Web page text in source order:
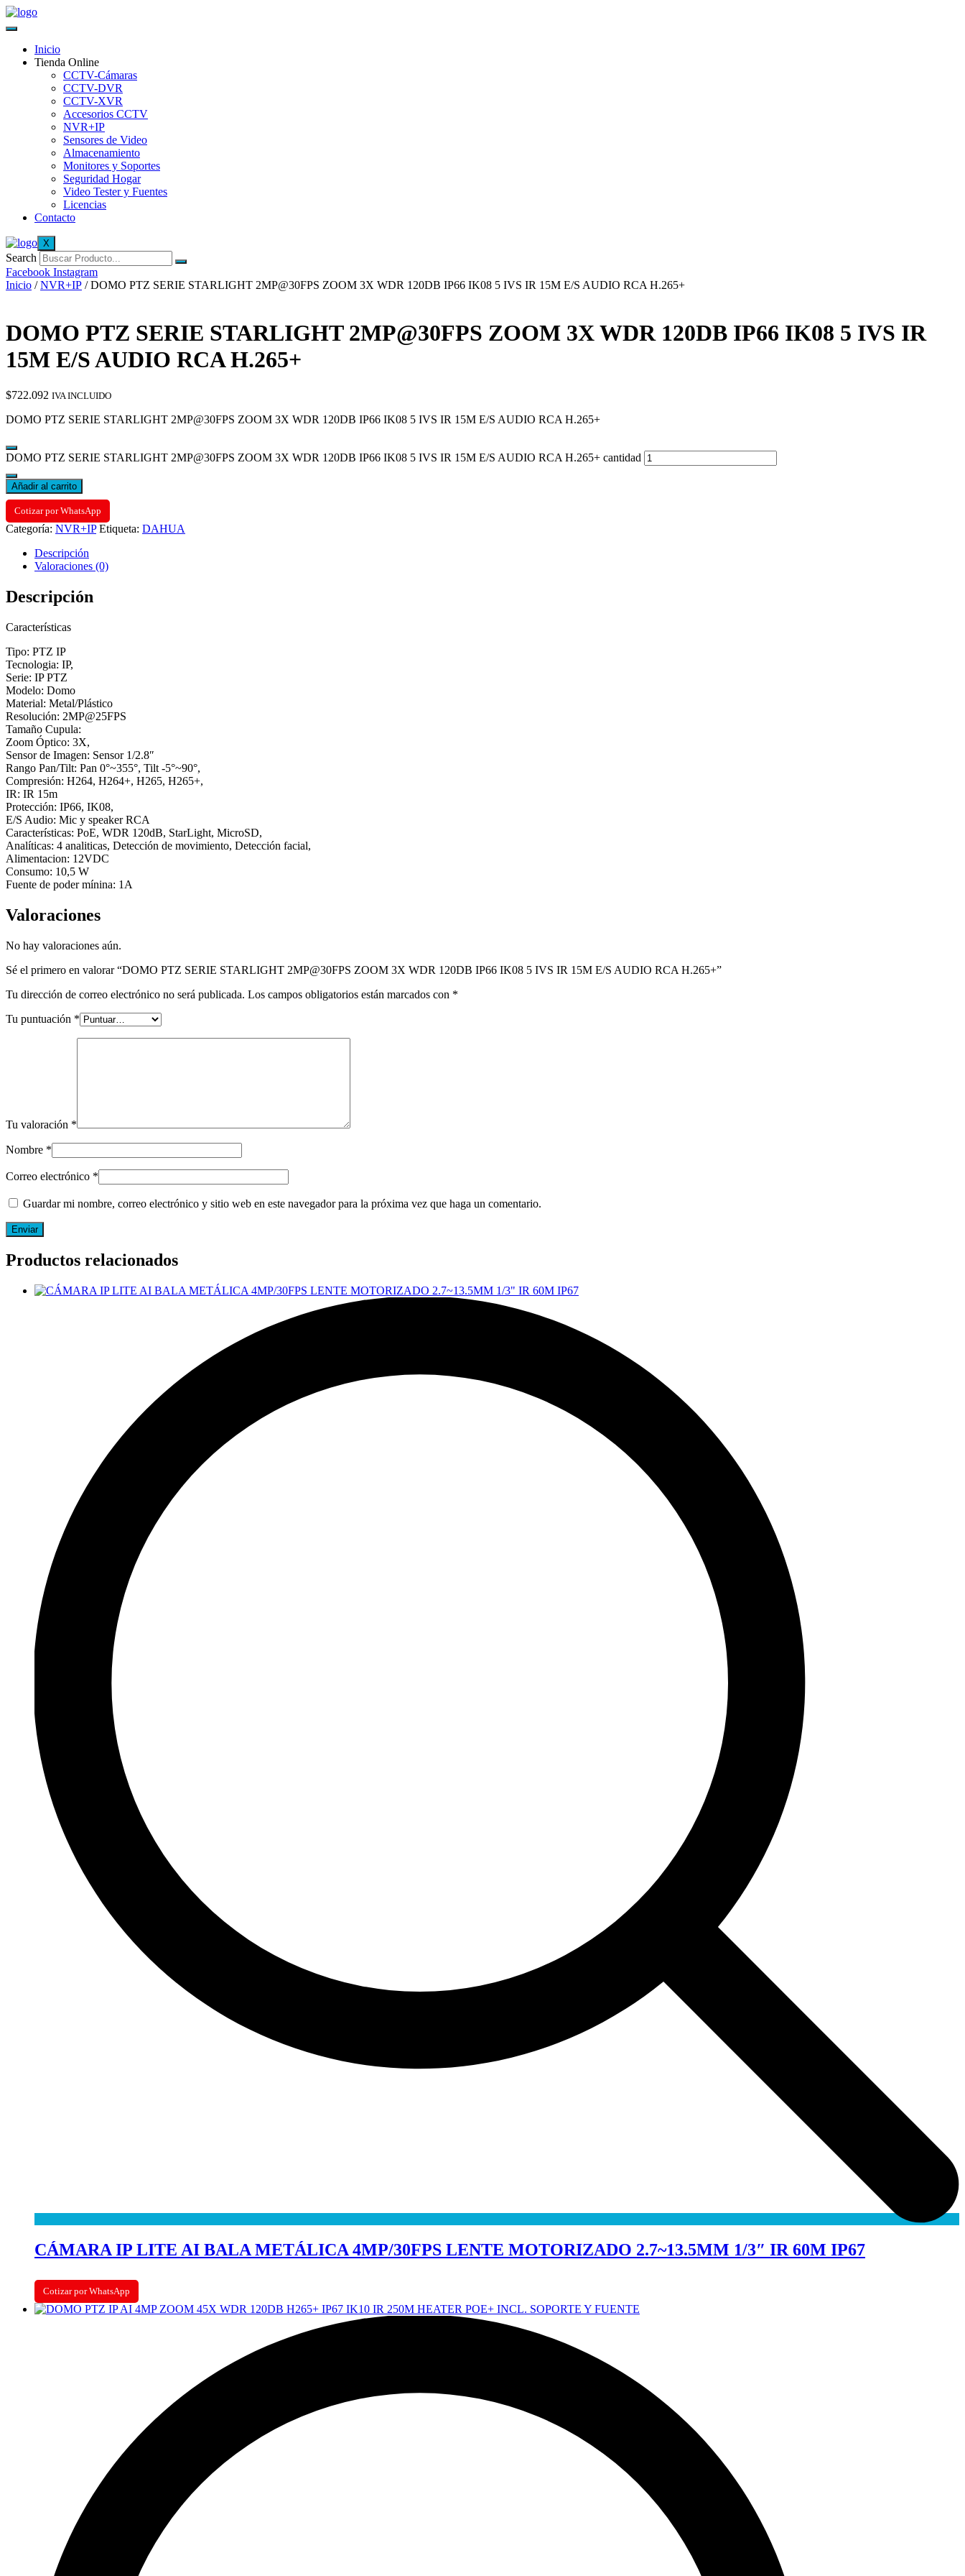
Inicio
Tienda Online
CCTV-Cámaras
CCTV-DVR
CCTV-XVR
Accesorios CCTV
NVR+IP
Sensores de Video
Almacenamiento
Monitores y Soportes
Seguridad Hogar
Video Tester y Fuentes
Licencias
Contacto
X
Search
Facebook Instagram
Inicio /NVR+IP / DOMO PTZ SERIE STARLIGHT 2MP@30FPS ZOOM 3X WDR 120DB IP66 IK08 5 IVS IR 15M E/S AUDIO RCA H.265+
DOMO PTZ SERIE STARLIGHT 2MP@30FPS ZOOM 3X WDR 120DB IP66 IK08 5 IVS IR
15M E/S AUDIO RCA H.265+
$722.092 IVA INCLUIDO
DOMO PTZ SERIE STARLIGHT 2MP@30FPS ZOOM 3X WDR 120DB IP66 IK08 5 IVS IR 15M E/S AUDIO RCA H.265+
DOMO PTZ SERIE STARLIGHT 2MP@30FPS ZOOM 3X WDR 120DB IP66 IK08 5 IVS IR 15M E/S AUDIO RCA H.265+ cantidad
Añadir al carrito
Cotizar por WhatsApp
Categoría: NVR+IP Etiqueta: DAHUA
Descripción
Valoraciones (0)
Descripción
Características
Tipo: PTZ IP
Tecnologia: IP,
Serie: IP PTZ
Modelo: Domo
Material: Metal/Plástico
Resolución: 2MP@25FPS
Tamaño Cupula:
Zoom Óptico: 3X,
Sensor de Imagen: Sensor 1/2.8″
Rango Pan/Tilt: Pan 0°~355°, Tilt -5°~90°,
Compresión: H264, H264+, H265, H265+,
IR: IR 15m
Protección: IP66, IK08,
E/S Audio: Mic y speaker RCA
Características: PoE, WDR 120dB, StarLight, MicroSD,
Analíticas: 4 analiticas, Detección de movimiento, Detección facial,
Alimentacion: 12VDC
Consumo: 10,5 W
Fuente de poder mínina: 1A
Valoraciones
No hay valoraciones aún.
Sé el primero en valorar “DOMO PTZ SERIE STARLIGHT 2MP@30FPS ZOOM 3X WDR 120DB IP66 IK08 5 IVS IR 15M E/S AUDIO RCA H.265+”
Tu dirección de correo electrónico no será publicada. Los campos obligatorios están marcados con *
Tu puntuación *
Tu valoración *
Nombre *
Correo electrónico *
Guardar mi nombre, correo electrónico y sitio web en este navegador para la próxima vez que haga un comentario.
Productos relacionados
CÁMARA IP LITE AI BALA METÁLICA 4MP/30FPS LENTE MOTORIZADO 2.7~13.5MM 1/3″ IR 60M IP67
Cotizar por WhatsApp